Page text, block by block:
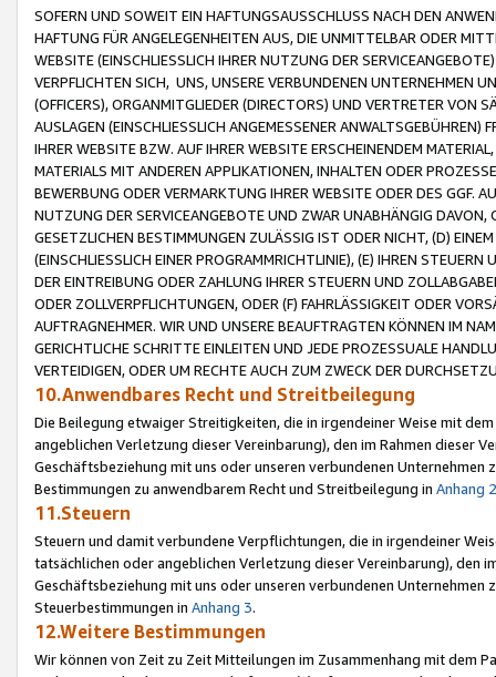
SOFERN UND SOWEIT EIN HAFTUNGSAUSSCHLUSS NACH DEN
HAFTUNG FÜR ANGELEGENHEITEN AUS, DIE UNMITTELBAR ODER
WEBSITE (EINSCHLIESSLICH IHRER NUTZUNG DER
VERPFLICHTEN SICH, UNS, UNSERE VERBUNDENEN UNTERNEHMEN
(OFFICERS), ORGANMITGLIEDER (DIRECTORS) UND VERTRETER VON
AUSLAGEN (EINSCHLIESSLICH ANGEMESSENER
IHRER WEBSITE BZW. AUF IHRER WEBSITE ERSCHEINENDEM
MATERIALS MIT ANDEREN APPLIKATIONEN, INHALTEN ODER
BEWERBUNG ODER VERMARKTUNG IHRER WEBSITE ODER DES GGF.
NUTZUNG DER SERVICEANGEBOTE UND ZWAR UNABHÄNGIG
GESETZLICHEN BESTIMMUNGEN ZULÄSSIG IST ODER NICHT, (D)
(EINSCHLIESSLICH EINER PROGRAMMRICHTLINIE), (E) IHREN
DER EINTREIBUNG ODER ZAHLUNG IHRER STEUERN UND
ODER ZOLLVERPFLICHTUNGEN, ODER (F) FAHRLÄSSIGKEIT ODER
AUFTRAGNEHMER. WIR UND UNSERE BEAUFTRAGTEN KÖNNEN IM
GERICHTLICHE SCHRITTE EINLEITEN UND JEDE PROZESSUALE
VERTEIDIGEN, ODER UM RECHTE AUCH ZUM ZWECK DER
10.Anwendbares Recht und Streitbeilegung
Die Beilegung etwaiger Streitigkeiten, die in irgendeiner Weise mit
angeblichen Verletzung dieser Vereinbarung), den im Rahmen dieser
Geschäftsbeziehung mit uns oder unseren verbundenen
Bestimmungen zu anwendbarem Recht und Streitbeilegung in Anhang 2
11.Steuern
Steuern und damit verbundene Verpflichtungen, die in irgendeiner
tatsächlichen oder angeblichen Verletzung dieser Vereinbarung), den
Geschäftsbeziehung mit uns oder unseren verbundenen
Steuerbestimmungen in Anhang 3.
12.Weitere Bestimmungen
Wir können von Zeit zu Zeit Mitteilungen im Zusammenhang mit dem